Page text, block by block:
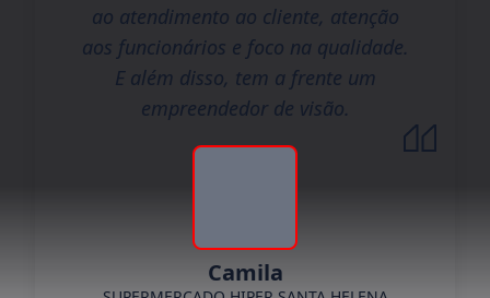
ao atendimento ao cliente, atenção
aos funcionários e foco na qualidade.
E além disso, tem a frente um
empreendedor de visão.
Camila